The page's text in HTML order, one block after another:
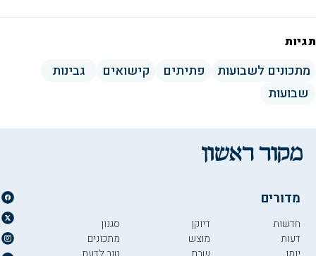
תגיות
מתכונים לשבועות פתיתים קישואים
גבינות
שבועות
מדורים
חדשות
דעות
דיוקן
מוצש
סגנון
מתכונים